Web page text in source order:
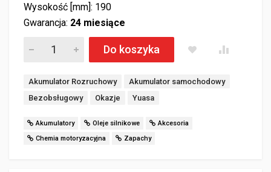
Wysokość [mm]: 190
Gwarancja: 24 miesiące
Akumulator Yuasa YBX3202 Standard 12V 42Ah 390A kostka
Do koszyka
Akumulator Rozruchowy
Akumulator samochodowy
Bezobsługowy
Okazje Yuasa
Akumulatory Oleje silnikowe
Akcesoria
Chemia motoryzacyjna
Zapachy